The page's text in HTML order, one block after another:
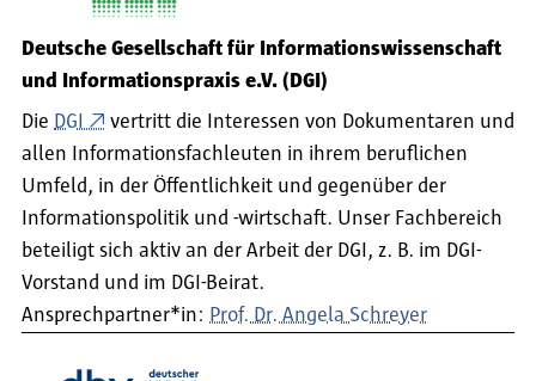
Deutsche Gesellschaft für Informationswissenschaft
und Informationspraxis e.V. (DGI)
Die DGI
vertritt die Interessen von Dokumentaren und
allen Informationsfachleuten in ihrem beruflichen
Umfeld, in der Öffentlichkeit und gegenüber der
Informationspolitik und -wirtschaft. Unser Fachbereich
beteiligt sich aktiv an der Arbeit der DGI, z. B. im DGI-
Vorstand und im DGI-Beirat.
Ansprechpartner*in: Prof. Dr. Angela Schreyer